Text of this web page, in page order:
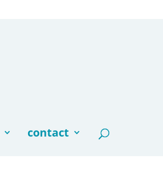
contact